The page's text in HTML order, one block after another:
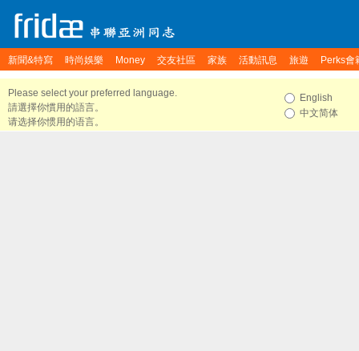
新聞&特寫 時尚娛樂 Money 交友社區 家族 活動訊息 旅遊 Perks會
Please select your preferred language.
請選擇你慣用的語言。
请选择你惯用的语言。
English
中文简体